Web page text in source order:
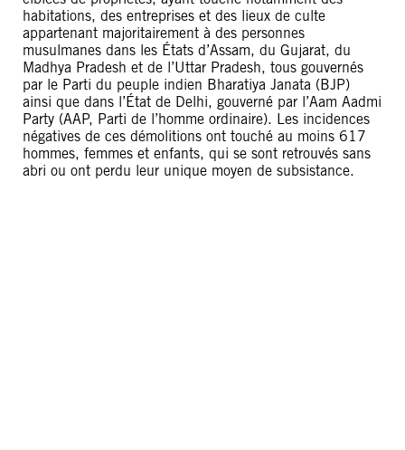
habitations, des entreprises et des lieux de culte
appartenant majoritairement à des personnes
musulmanes dans les États d’Assam, du Gujarat, du
Madhya Pradesh et de l’Uttar Pradesh, tous gouvernés
par le Parti du peuple indien Bharatiya Janata (BJP)
ainsi que dans l’État de Delhi, gouverné par l’Aam Aadmi
Party (AAP, Parti de l’homme ordinaire). Les incidences
négatives de ces démolitions ont touché au moins 617
hommes, femmes et enfants, qui se sont retrouvés sans
abri ou ont perdu leur unique moyen de subsistance.